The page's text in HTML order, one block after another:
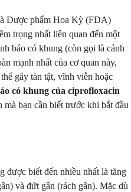
Dược phẩm Hoa Kỳ (FDA)
trọng nhất liên quan đến một
báo có khung (còn gọi là cảnh
mạnh nhất của cơ quan này,
gây tàn tật, vĩnh viễn hoặc
có khung của ciprofloxacin
bạn cần biết trước khi bắt đầu
được biết đến nhiều nhất là tăng
và đứt gân (rách gân). Mặc dù